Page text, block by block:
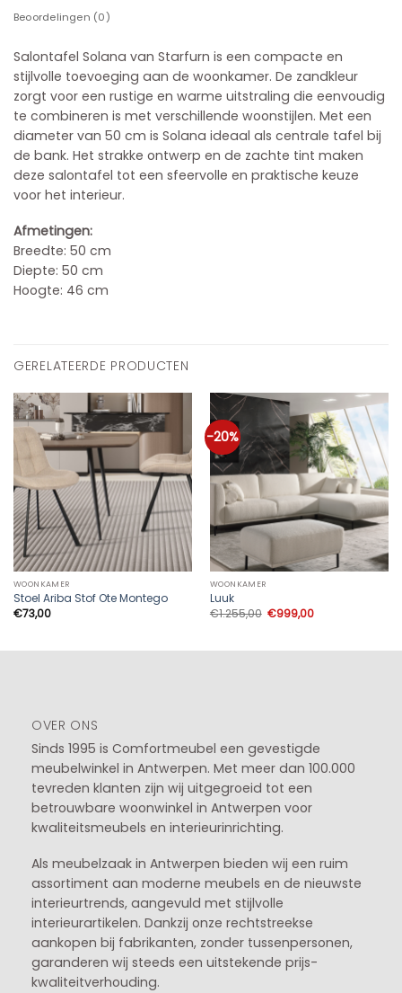
Beoordelingen (0)
Salontafel Solana van Starfurn is een compacte en
stijlvolle toevoeging aan de woonkamer. De zandkleur
zorgt voor een rustige en warme uitstraling die eenvoudig
te combineren is met verschillende woonstijlen. Met een
diameter van 50 cm is Solana ideaal als centrale tafel bij
de bank. Het strakke ontwerp en de zachte tint maken
deze salontafel tot een sfeervolle en praktische keuze
voor het interieur.
Afmetingen:
Breedte: 50 cm
Diepte: 50 cm
Hoogte: 46 cm
GERELATEERDE PRODUCTEN
WOONKAMER
Stoel Ariba Stof Ote Montego
€73,00
-20%
WOONKAMER
Luuk
€1.255,00 Oorspronkelijke
prijs
€999,00Huidige
OVER ONS
Sinds 1995 is Comfortmeubel een gevestigde
meubelwinkel in Antwerpen. Met meer dan 100.000
tevreden klanten zijn wij uitgegroeid tot een
betrouwbare woonwinkel in Antwerpen voor
kwaliteitsmeubels en interieurinrichting.
Als meubelzaak in Antwerpen bieden wij een ruim
assortiment aan moderne meubels en de nieuwste
interieurtrends, aangevuld met stijlvolle
interieurartikelen. Dankzij onze rechtstreekse
aankopen bij fabrikanten, zonder tussenpersonen,
garanderen wij steeds een uitstekende prijs-
kwaliteitverhouding.